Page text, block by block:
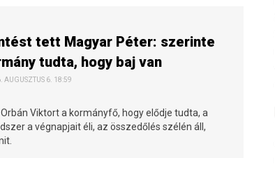
tett Magyar Péter: szerinte
tudta, hogy baj van
AUGUSZTUS 6. 18:59
Viktort a kormányfő, hogy elődje tudta, a
a végnapjait éli, az összedőlés szélén áll,